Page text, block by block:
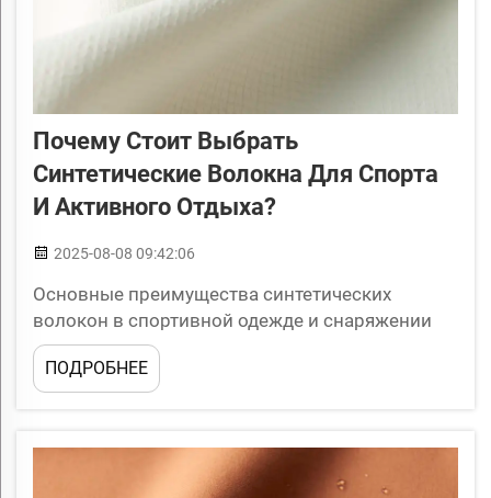
Почему Стоит Выбрать
Синтетические Волокна Для Спорта
И Активного Отдыха?
2025-08-08 09:42:06
Основные преимущества синтетических
волокон в спортивной одежде и снаряжении
Использование синтетических волокон в
спортивной одежде и снаряжении стало
стандартом отрасли как для спортсменов, так и
Эти материалы разработаны специально...
ПОДРОБНЕЕ